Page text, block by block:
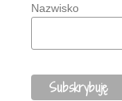
Nazwisko